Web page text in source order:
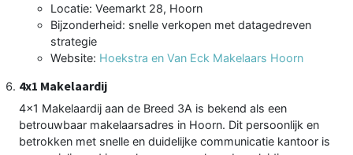
Locatie: Veemarkt 28, Hoorn
Bijzonderheid: snelle verkopen met datagedreven
strategie
Website: Hoekstra en Van Eck Makelaars Hoorn
4x1 Makelaardij
4x1 Makelaardij aan de Breed 3A is bekend als een
betrouwbaar makelaarsadres in Hoorn. Dit persoonlijk en
betrokken met snelle en duidelijke communicatie kantoor is